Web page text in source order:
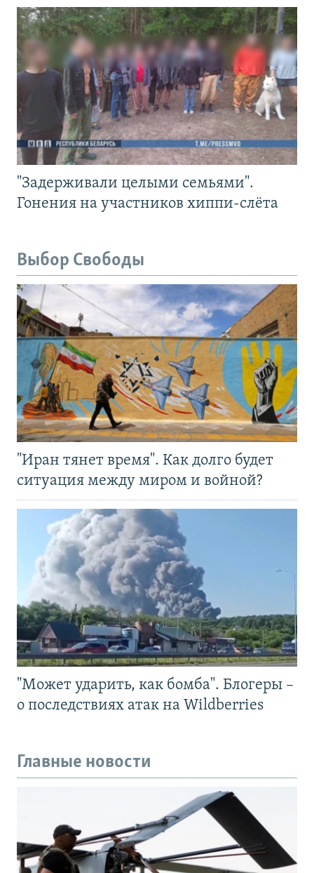
"Задерживали целыми семьями".
Гонения на участников хиппи-слёта
Выбор Свободы
"Иран тянет время". Как долго будет
ситуация между миром и войной?
"Может ударить, как бомба". Блогеры –
о последствиях атак на Wildberries
Главные новости